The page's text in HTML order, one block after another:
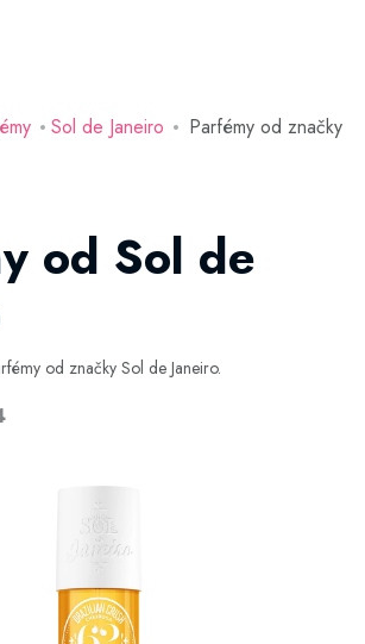
Sol de Janeiro
Parfémy od značky
od Sol de
od značky Sol de Janeiro.